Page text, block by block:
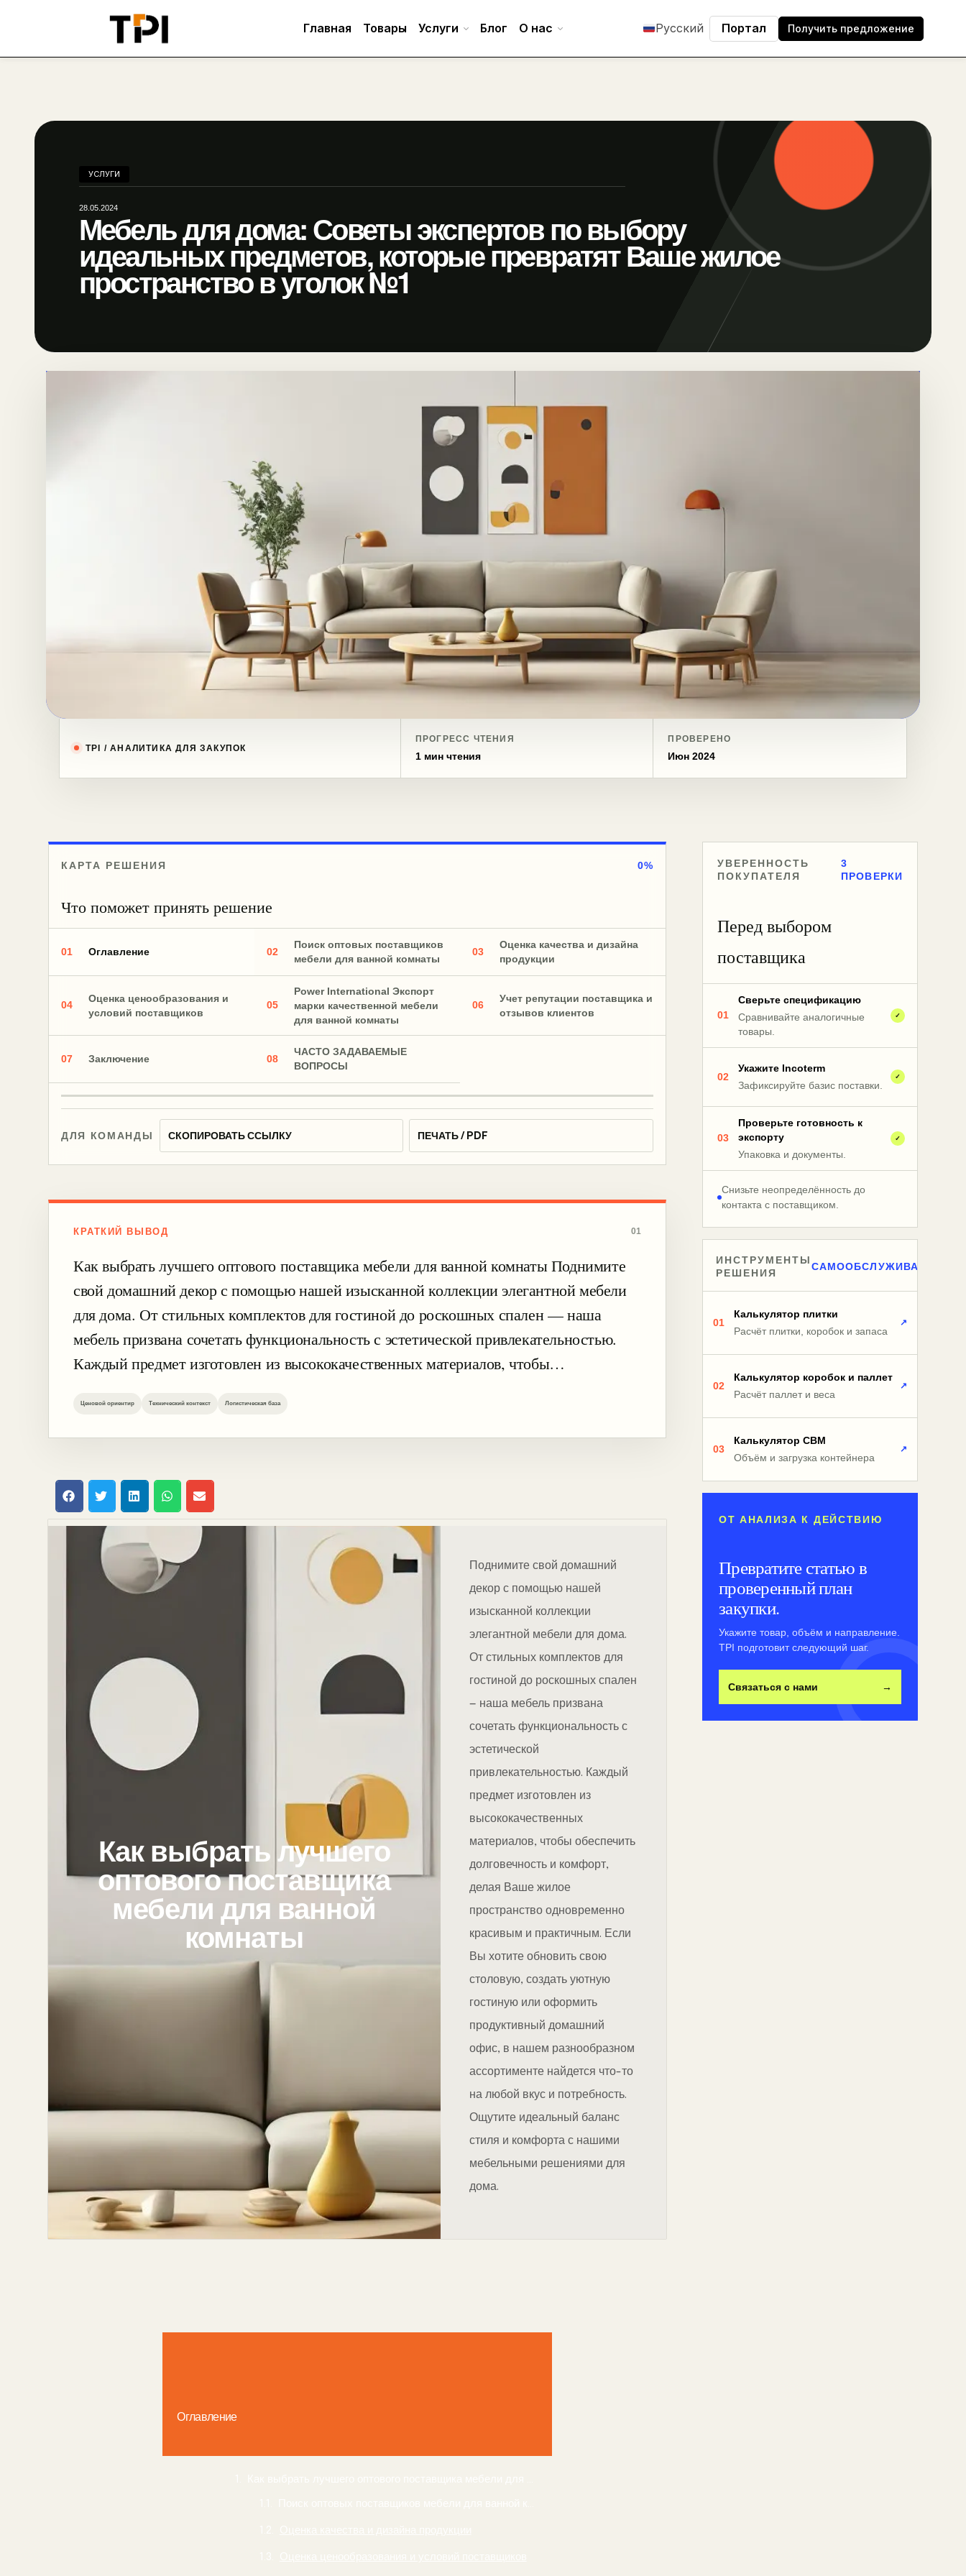
Главная Товары Услуги Блог О нас Русский Портал Получить предложение
УСЛУГИ
28.05.2024
Мебель для дома: Советы экспертов по выбору
идеальных предметов, которые превратят Ваше жилое
пространство в уголок №1
TPI / АНАЛИТИКА ДЛЯ ЗАКУПОК
ПРОГРЕСС ЧТЕНИЯ
1 мин чтения
ПРОВЕРЕНО
Июн 2024
КАРТА РЕШЕНИЯ 0%
Что поможет принять решение
01 Оглавление 02
Поиск оптовых поставщиков
мебели для ванной комнаты
03
Оценка качества и дизайна
продукции
04
Оценка ценообразования и
условий поставщиков
05
Power International Экспорт
марки качественной мебели
для ванной комнаты
06
Учет репутации поставщика и
отзывов клиентов
07 Заключение 08
ЧАСТО ЗАДАВАЕМЫЕ
ВОПРОСЫ
ДЛЯ КОМАНДЫ СКОПИРОВАТЬ ССЫЛКУ ПЕЧАТЬ / PDF
КРАТКИЙ ВЫВОД 01
Как выбрать лучшего оптового поставщика мебели для ванной комнаты Поднимите
свой домашний декор с помощью нашей изысканной коллекции элегантной мебели
для дома. От стильных комплектов для гостиной до роскошных спален — наша
мебель призвана сочетать функциональность с эстетической привлекательностью.
Каждый предмет изготовлен из высококачественных материалов, чтобы…
Ценовой ориентир Технический контекст Логистическая база
Как выбрать лучшего
оптового поставщика
мебели для ванной
комнаты
Поднимите свой домашний
декор с помощью нашей
изысканной коллекции
элегантной мебели для дома.
От стильных комплектов для
гостиной до роскошных спален
— наша мебель призвана
сочетать функциональность с
эстетической
привлекательностью. Каждый
предмет изготовлен из
высококачественных
материалов, чтобы обеспечить
долговечность и комфорт,
делая Ваше жилое
пространство одновременно
красивым и практичным. Если
Вы хотите обновить свою
столовую, создать уютную
гостиную или оформить
продуктивный домашний
офис, в нашем разнообразном
ассортименте найдется что-то
на любой вкус и потребность.
Ощутите идеальный баланс
стиля и комфорта с нашими
мебельными решениями для
дома.
Оглавление
УВЕРЕННОСТЬ
ПОКУПАТЕЛЯ
3
ПРОВЕРКИ
Перед выбором
поставщика
01
Сверьте спецификацию
Сравнивайте аналогичные
товары.
✓
02
Укажите Incoterm
Зафиксируйте базис поставки.
✓
03
Проверьте готовность к
экспорту
Упаковка и документы.
✓
Снизьте неопределённость до
контакта с поставщиком.
ИНСТРУМЕНТЫ
РЕШЕНИЯ
САМООБСЛУЖИВАНИЕ
01
Калькулятор плитки
Расчёт плитки, коробок и запаса
↗
02
Калькулятор коробок и паллет
Расчёт паллет и веса
↗
03
Калькулятор CBM
Объём и загрузка контейнера
↗
ОТ АНАЛИЗА К ДЕЙСТВИЮ
Превратите статью в
проверенный план
закупки.
Укажите товар, объём и направление.
TPI подготовит следующий шаг.
Связаться с нами →